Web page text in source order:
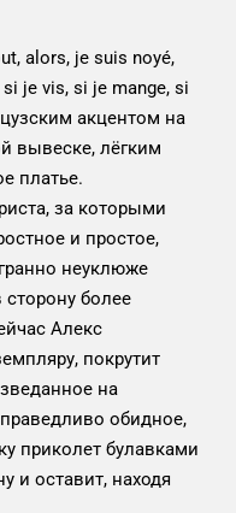
alors, je suis noyé,
je vis, si je mange, si
акцентом на
вывеске, лёгким
платье.
за которыми
и простое,
неуклюже
сторону более
Алекс
покрутит
на
обидное,
приколет булавками
и оставит, находя